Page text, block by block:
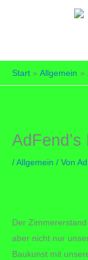
Start Allgemein
/Allgemein / Von
Der
aber nicht nur
Baukunst mit